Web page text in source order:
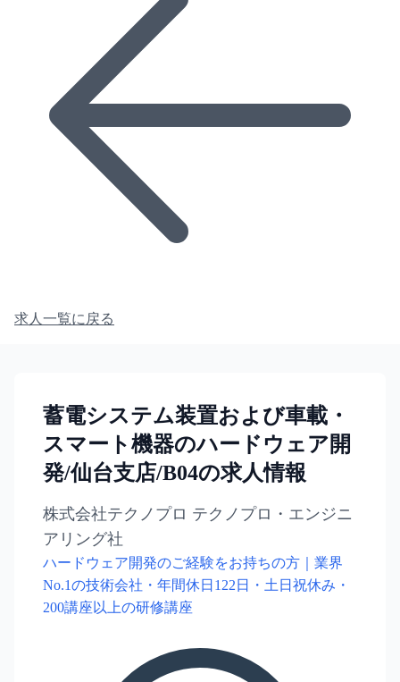
求人一覧に戻る
蓄電システム装置および車載・
スマート機器のハードウェア開
発/仙台支店/B04の求人情報
株式会社テクノプロ テクノプロ・エンジニ
アリング社
ハードウェア開発のご経験をお持ちの方｜業界
No.1の技術会社・年間休日122日・土日祝休み・
200講座以上の研修講座